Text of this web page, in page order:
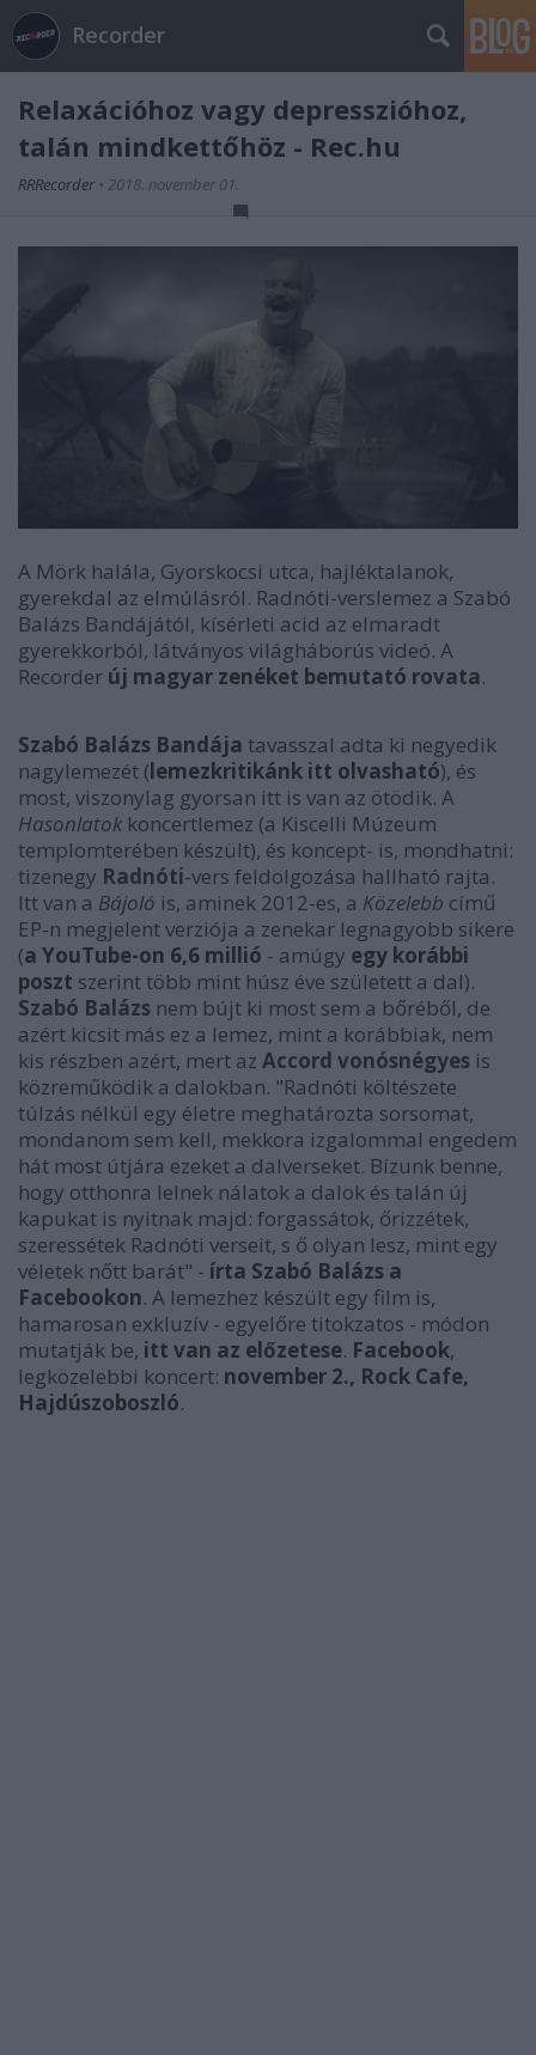
Recorder
Relaxációhoz vagy depresszióhoz,
talán mindkettőhöz - Rec.hu
RRRecorder • 2018. november 01.
A Mörk halála, Gyorskocsi utca, hajléktalanok,
gyerekdal az elmúlásról. Radnóti-verslemez a Szabó
Balázs Bandájától, kísérleti acid az elmaradt
gyerekkorból, látványos világháborús videó. A
Recorder új magyar zenéket bemutató rovata.
Szabó Balázs Bandája tavasszal adta ki negyedik
nagylemezét (lemezkritikánk itt olvasható), és
most, viszonylag gyorsan itt is van az ötödik. A
Hasonlatok koncertlemez (a Kiscelli Múzeum
templomterében készült), és koncept- is, mondhatni:
tizenegy Radnóti-vers feldolgozása hallható rajta.
Itt van a Bájoló is, aminek 2012-es, a Közelebb című
EP-n megjelent verziója a zenekar legnagyobb sikere
(a YouTube-on 6,6 millió - amúgy egy korábbi
poszt szerint több mint húsz éve született a dal).
Szabó Balázs nem bújt ki most sem a bőréből, de
azért kicsit más ez a lemez, mint a korábbiak, nem
kis részben azért, mert az Accord vonósnégyes is
közreműködik a dalokban. "Radnóti költészete
túlzás nélkül egy életre meghatározta sorsomat,
mondanom sem kell, mekkora izgalommal engedem
hát most útjára ezeket a dalverseket. Bízunk benne,
hogy otthonra lelnek nálatok a dalok és talán új
kapukat is nyitnak majd: forgassátok, őrizzétek,
szeressétek Radnóti verseit, s ő olyan lesz, mint egy
véletek nőtt barát" - írta Szabó Balázs a
Facebookon. A lemezhez készült egy film is,
hamarosan exkluzív - egyelőre titokzatos - módon
mutatják be, itt van az előzetese. Facebook,
legközelebbi koncert: november 2., Rock Cafe,
Hajdúszoboszló.